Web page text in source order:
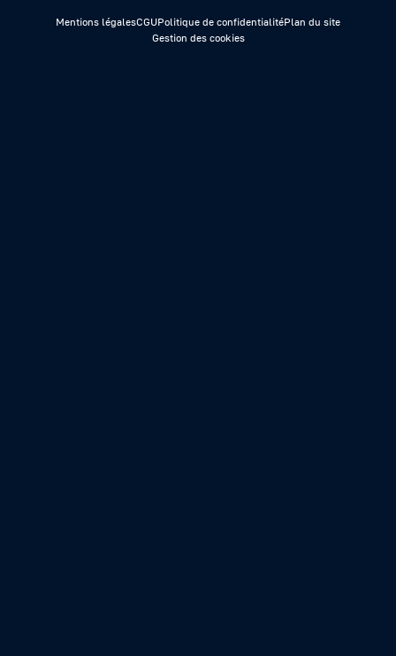
Mentions légalesCGUPolitique de confidentialitéPlan du site
Gestion des cookies